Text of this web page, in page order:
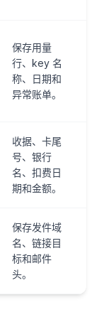
保存用量
行、key 名
称、日期和
异常账单。
收据、卡尾
号、银行
名、扣费日
期和金额。
保存发件域
名、链接目
标和邮件
头。